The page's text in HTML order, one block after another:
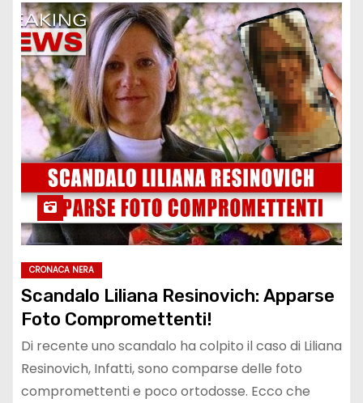
CRONACA NERA
Scandalo Liliana Resinovich: Apparse
Foto Compromettenti!
Di recente uno scandalo ha colpito il caso di Liliana
Resinovich, Infatti, sono comparse delle foto
compromettenti e poco ortodosse. Ecco che